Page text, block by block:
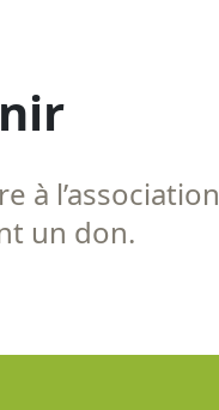
à l’association
un don.